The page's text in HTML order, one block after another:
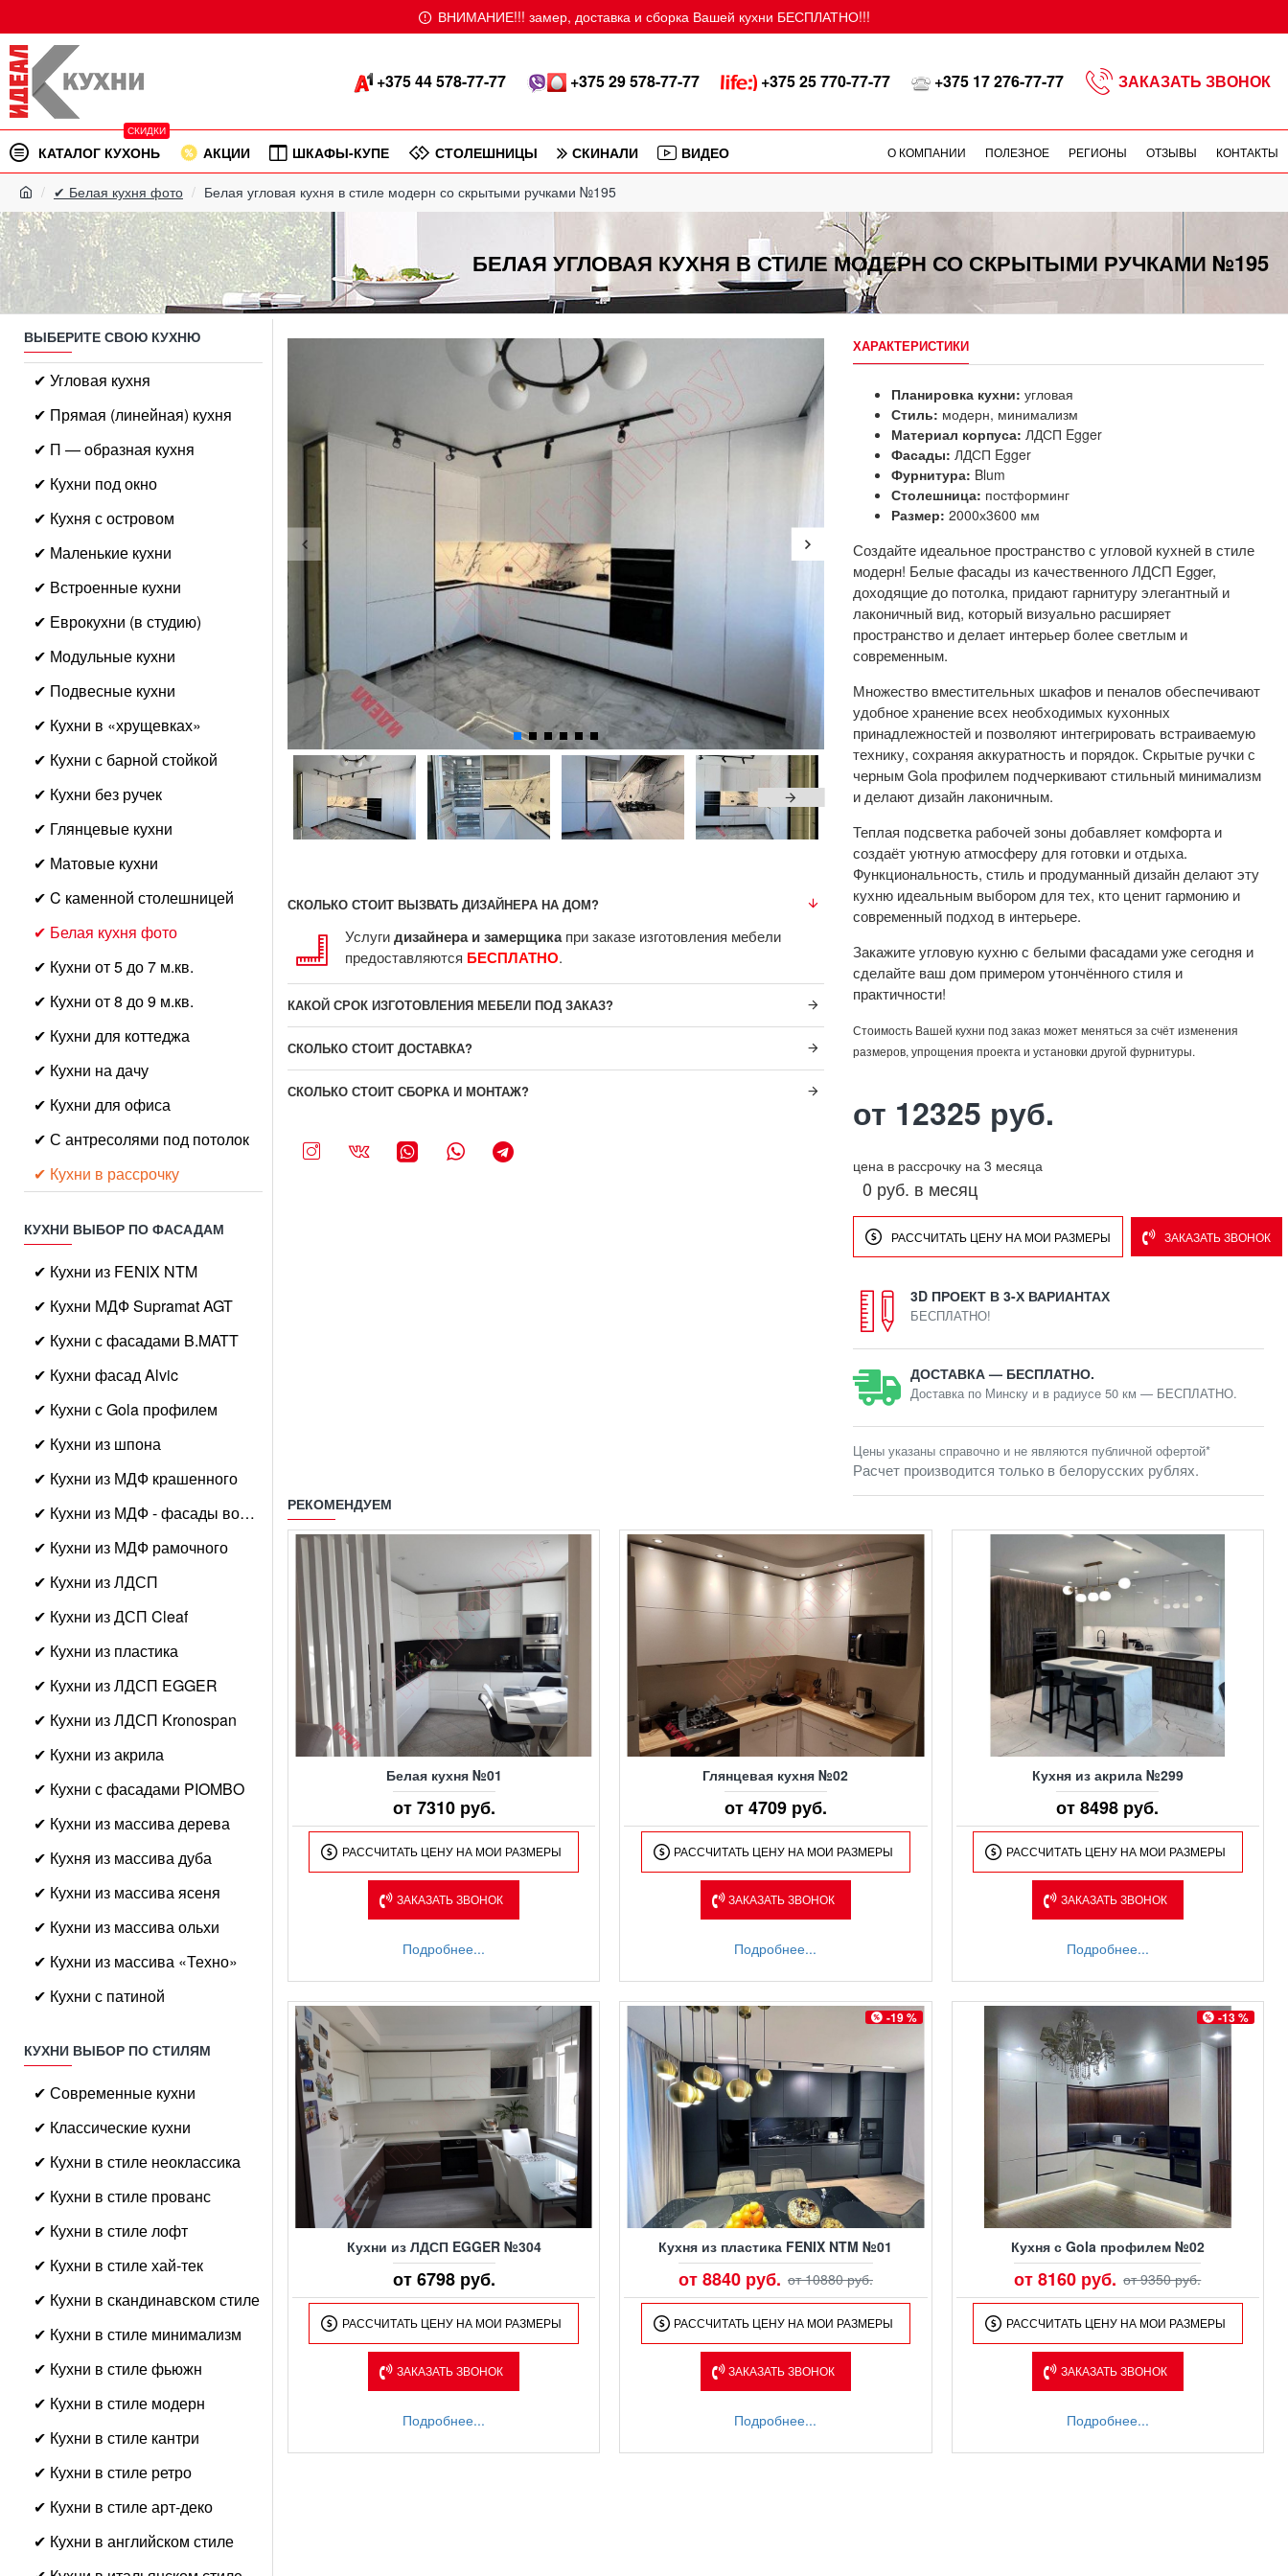
ВНИМАНИЕ!!! замер, доставка и сборка Вашей кухни БЕСПЛАТНО!!!
+375 44 578-77-77 +375 29 578-77-77 +375 25 770-77-77 +375 17 276-77-77 ЗАКАЗАТЬ ЗВОНОК
КАТАЛОГ КУХОНЬ
СКИДКИ
АКЦИИ ШКАФЫ-КУПЕ СТОЛЕШНИЦЫ СКИНАЛИ ВИДЕО О КОМПАНИИ ПОЛЕЗНОЕ РЕГИОНЫ ОТЗЫВЫ КОНТАКТЫ
✔ Белая кухня фото Белая угловая кухня в стиле модерн со скрытыми ручками №195
БЕЛАЯ УГЛОВАЯ КУХНЯ В СТИЛЕ МОДЕРН СО СКРЫТЫМИ РУЧКАМИ №195
ВЫБЕРИТЕ СВОЮ КУХНЮ
✔ Угловая кухня
✔ Прямая (линейная) кухня
✔ П — образная кухня
✔ Кухни под окно
✔ Кухня с островом
✔ Маленькие кухни
✔ Встроенные кухни
✔ Еврокухни (в студию)
✔ Модульные кухни
✔ Подвесные кухни
✔ Кухни в «хрущевках»
✔ Кухни с барной стойкой
✔ Кухни без ручек
✔ Глянцевые кухни
✔ Матовые кухни
✔ C каменной столешницей
✔ Белая кухня фото
✔ Кухни от 5 до 7 м.кв.
✔ Кухни от 8 до 9 м.кв.
✔ Кухни для коттеджа
✔ Кухни на дачу
✔ Кухни для офиса
✔ С антресолями под потолок
✔ Кухни в рассрочку
КУХНИ ВЫБОР ПО ФАСАДАМ
✔ Кухни из FENIX NTM
✔ Кухни МДФ Supramat AGT
✔ Кухни с фасадами B.MATT
✔ Кухни фасад Alvic
✔ Кухни с Gola профилем
✔ Кухни из шпона
✔ Кухни из МДФ крашенного
✔ Кухни из МДФ - фасады волна
✔ Кухни из МДФ рамочного
✔ Кухни из ЛДСП
✔ Кухни из ДСП Cleaf
✔ Кухни из пластика
✔ Кухни из ЛДСП EGGER
✔ Кухни из ЛДСП Kronospan
✔ Кухни из акрила
✔ Кухни с фасадами PIOMBO
✔ Кухни из массива дерева
✔ Кухня из массива дуба
✔ Кухни из массива ясеня
✔ Кухни из массива ольхи
✔ Кухни из массива «Техно»
✔ Кухни с патиной
КУХНИ ВЫБОР ПО СТИЛЯМ
✔ Современные кухни
✔ Классические кухни
✔ Кухни в стиле неоклассика
✔ Кухни в стиле прованс
✔ Кухни в стиле лофт
✔ Кухни в стиле хай-тек
✔ Кухни в скандинавском стиле
✔ Кухни в стиле минимализм
✔ Кухни в стиле фьюжн
✔ Кухни в стиле модерн
✔ Кухни в стиле кантри
✔ Кухни в стиле ретро
✔ Кухни в стиле арт-деко
✔ Кухни в английском стиле
СКОЛЬКО СТОИТ ВЫЗВАТЬ ДИЗАЙНЕРА НА ДОМ?
Услугидизайнера и замерщикапри заказе изготовления мебели
предоставляются БЕСПЛАТНО.
КАКОЙ СРОК ИЗГОТОВЛЕНИЯ МЕБЕЛИ ПОД ЗАКАЗ?
СКОЛЬКО СТОИТ ДОСТАВКА?
СКОЛЬКО СТОИТ СБОРКА И МОНТАЖ?
ХАРАКТЕРИСТИКИ
Планировка кухни:угловая
Стиль: модерн, минимализм
Материал корпуса: ЛДСП Egger
Фасады: ЛДСП Egger
Фурнитура: Blum
Столешница: постформинг
Размер: 2000х3600 мм
Создайте идеальное пространство с угловой кухней в стиле
модерн! Белые фасады из качественного ЛДСП Egger,
доходящие до потолка, придают гарнитуру элегантный и
лаконичный вид, который визуально расширяет
пространство и делает интерьер более светлым и
современным.
Множество вместительных шкафов и пеналов обеспечивают
удобное хранение всех необходимых кухонных
принадлежностей и позволяют интегрировать встраиваемую
технику, сохраняя аккуратность и порядок. Скрытые ручки с
черным Gola профилем подчеркивают стильный минимализм
и делают дизайн лаконичным.
Теплая подсветка рабочей зоны добавляет комфорта и
создаёт уютную атмосферу для готовки и отдыха.
Функциональность, стиль и продуманный дизайн делают эту
кухню идеальным выбором для тех, кто ценит гармонию и
современный подход в интерьере.
Закажите угловую кухню с белыми фасадами уже сегодня и
сделайте ваш дом примером утончённого стиля и
практичности!
Стоимость Вашей кухни под заказ может меняться за счёт изменения
размеров, упрощения проекта и установки другой фурнитуры.
от 12325 руб.
цена в рассрочку на 3 месяца
0 руб. в месяц
РАССЧИТАТЬ ЦЕНУ НА МОИ РАЗМЕРЫ ЗАКАЗАТЬ ЗВОНОК
Цены указаны справочно и не являются публичной офертой*
Расчет производится только в белорусских рублях.
3D ПРОЕКТ В 3-Х ВАРИАНТАХ
БЕСПЛАТНО!
ДОСТАВКА — БЕСПЛАТНО.
Доставка по Минску и в радиусе 50 км — БЕСПЛАТНО.
РЕКОМЕНДУЕМ
Белая кухня №01
от 7310 руб.
РАССЧИТАТЬ ЦЕНУ НА МОИ РАЗМЕРЫ
ЗАКАЗАТЬ ЗВОНОК
Подробнее...
Глянцевая кухня №02
от 4709 руб.
РАССЧИТАТЬ ЦЕНУ НА МОИ РАЗМЕРЫ
ЗАКАЗАТЬ ЗВОНОК
Подробнее...
Кухня из акрила №299
от 8498 руб.
РАССЧИТАТЬ ЦЕНУ НА МОИ РАЗМЕРЫ
ЗАКАЗАТЬ ЗВОНОК
Подробнее...
Кухни из ЛДСП EGGER №304
от 6798 руб.
РАССЧИТАТЬ ЦЕНУ НА МОИ РАЗМЕРЫ
ЗАКАЗАТЬ ЗВОНОК
Подробнее...
-19 %
Кухня из пластика FENIX NTM №01
от 8840 руб. от 10880 руб.
РАССЧИТАТЬ ЦЕНУ НА МОИ РАЗМЕРЫ
ЗАКАЗАТЬ ЗВОНОК
Подробнее...
-13 %
Кухня с Gola профилем №02
от 8160 руб. от 9350 руб.
РАССЧИТАТЬ ЦЕНУ НА МОИ РАЗМЕРЫ
ЗАКАЗАТЬ ЗВОНОК
Подробнее...